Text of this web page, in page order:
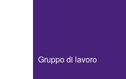
Gruppo di lavoro